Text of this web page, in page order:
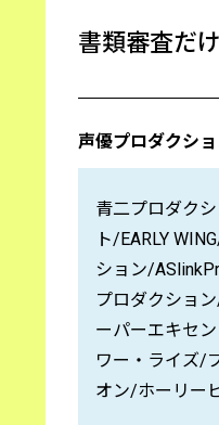
書類審査だ
声優プロダクシ
青二プロダク
ト/EARLY
ション/
プロダクショ
ーパーエキセ
ワー・ライズ/
オン/ホーリー